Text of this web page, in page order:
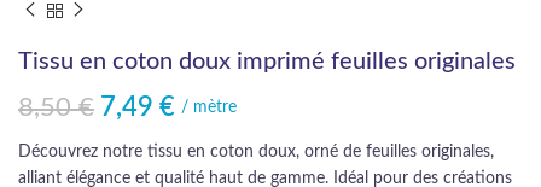
Tissu en coton doux imprimé feuilles originales
8,50€
Le prix initial était : 8,50 €.
7,49 €
Le prix actuel est : 7,49 €./ mètre
Découvrez notre tissu en coton doux, orné de feuilles originales,
alliant élégance et qualité haut de gamme. Idéal pour des créations